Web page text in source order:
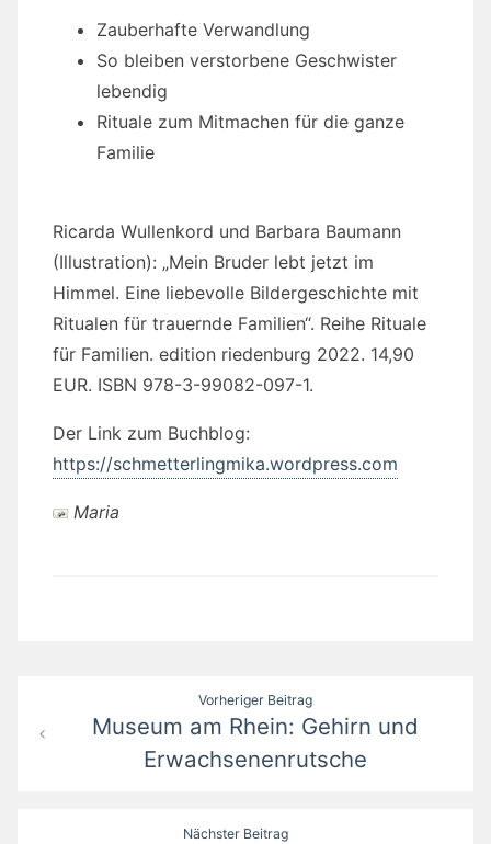
Zauberhafte Verwandlung
So bleiben verstorbene Geschwister
lebendig
Rituale zum Mitmachen für die ganze
Familie
Ricarda Wullenkord und Barbara Baumann
(Illustration): „Mein Bruder lebt jetzt im
Himmel. Eine liebevolle Bildergeschichte mit
Ritualen für trauernde Familien“. Reihe Rituale
für Familien. edition riedenburg 2022. 14,90
EUR. ISBN 978-3-99082-097-1.
Der Link zum Buchblog:
https://schmetterlingmika.wordpress.com
Maria
Beitragsnavigation
Vorheriger Beitrag
Museum am Rhein: Gehirn und
Erwachsenenrutsche
Nächster Beitrag